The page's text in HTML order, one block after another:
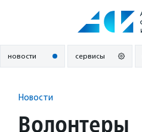
новости сервисы
Новости
Волонтеры